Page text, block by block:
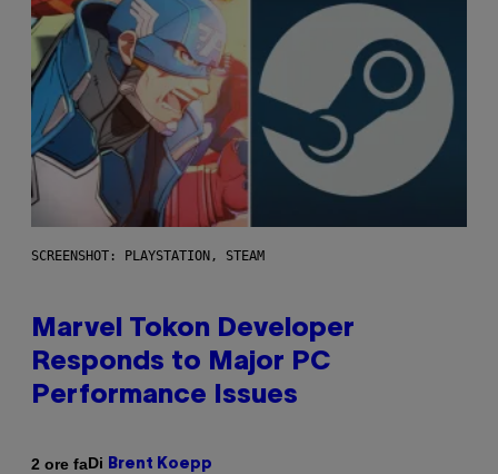
SCREENSHOT: PLAYSTATION, STEAM
Marvel Tokon Developer
Responds to Major PC
Performance Issues
2 ore faDi Brent Koepp